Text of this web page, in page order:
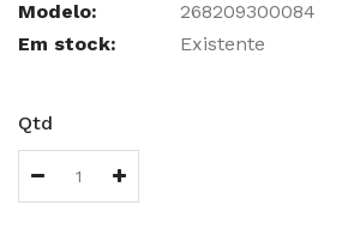
Modelo:
268209300084
Em stock:
Existente
Qtd